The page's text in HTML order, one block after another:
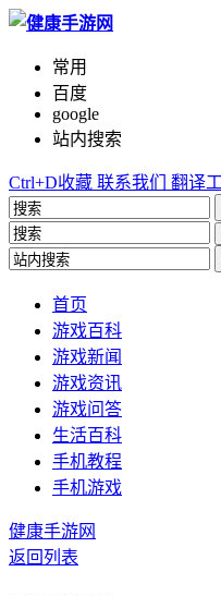
常用
百度
google
站内搜索
Ctrl+D收藏 联系我们 翻译
首页
游戏百科
游戏新闻
游戏资讯
游戏问答
生活百科
手机教程
手机游戏
健康手游网
返回列表